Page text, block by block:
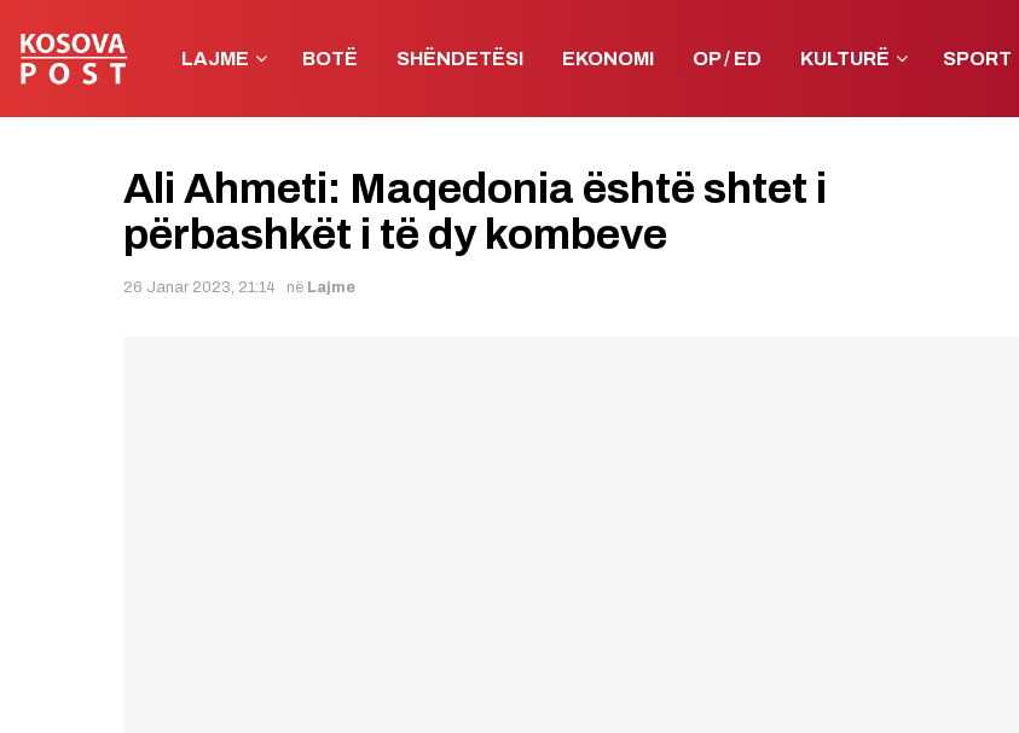
LAJME BOTË SHËNDETËSI EKONOMI OP / ED KULTURË SPORT
Ali Ahmeti: Maqedonia është shtet i
përbashkët i të dy kombeve
26 Janar 2023, 21:14 në Lajme